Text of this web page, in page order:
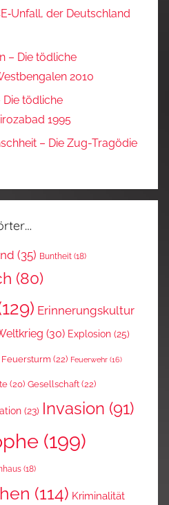
der Deutschland
– Die tödliche
2010
Die tödliche
1995
– Die Zug-Tragödie
(35) Buntheit (18)
(80)
Erinnerungskultur
(30) Explosion (25)
Feuersturm (22) Feuerwehr (16)
(20) Gesellschaft(22)
(23) Invasion (91)
(199)
(18)
(114) Kriminalität